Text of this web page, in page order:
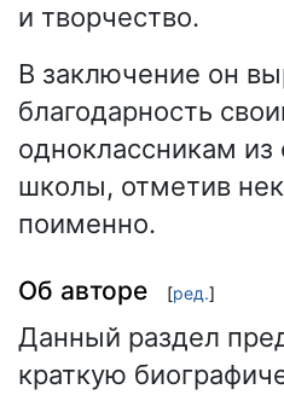
и творчество.
В заключение он
благодарность
одноклассникам из
школы, отметив
поименно.
Об авторе [ред.]
Данный раздел
краткую